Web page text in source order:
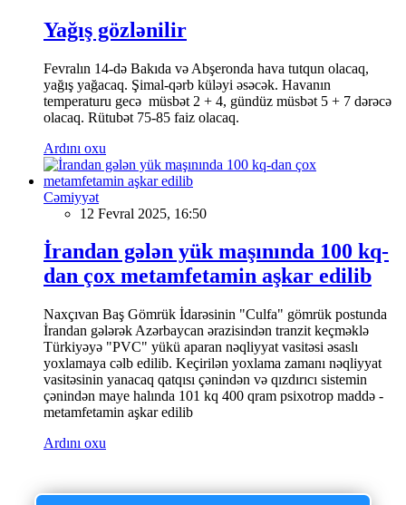
Yağış gözlənilir
Fevralın 14-də Bakıda və Abşeronda hava tutqun olacaq,
yağış yağacaq. Şimal-qərb küləyi əsəcək. Havanın
temperaturu gecə müsbət 2 + 4, gündüz müsbət 5 + 7 dərəcə
olacaq. Rütubət 75-85 faiz olacaq.
Ardını oxu
Cəmiyyət
12 Fevral 2025, 16:50
İrandan gələn yük maşınında 100 kq-
dan çox metamfetamin aşkar edilib
Naxçıvan Baş Gömrük İdarəsinin "Culfa" gömrük postunda
İrandan gələrək Azərbaycan ərazisindən tranzit keçməklə
Türkiyəyə "PVC" yükü aparan nəqliyyat vasitəsi əsaslı
yoxlamaya cəlb edilib. Keçirilən yoxlama zamanı nəqliyyat
vasitəsinin yanacaq qatqısı çənindən və qızdırıcı sistemin
çənindən maye halında 101 kq 400 qram psixotrop maddə -
metamfetamin aşkar edilib
Ardını oxu